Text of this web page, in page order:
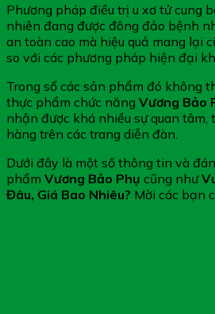
Phương pháp điều trị u xơ tử cung
nhiên đang được đông đảo bệnh
an toàn cao mà hiệu quả mang lại
so với các phương pháp hiện đại
Trong số các sản phẩm đó không
thực phẩm chức năng Vương Bảo
nhận được khá nhiều sự quan tâm,
hàng trên các trang diễn đàn.
Dưới đây là một số thông tin và
phẩm Vương Bảo Phụ cũng như
Đâu, Giá Bao Nhiêu? Mời các bạn